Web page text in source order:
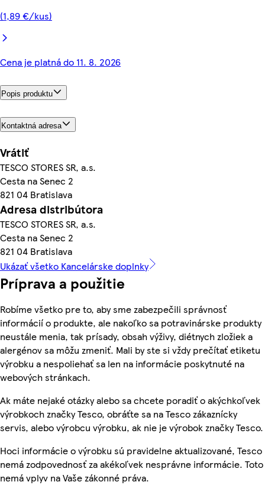
(1,89 €/kus)
Cena je platná do 11. 8. 2026
Popis produktu
Kontaktná adresa
Vrátiť
TESCO STORES SR, a.s.
Cesta na Senec 2
821 04 Bratislava
Adresa distribútora
TESCO STORES SR, a.s.
Cesta na Senec 2
821 04 Bratislava
Ukázať všetko Kancelárske doplnky
Príprava a použitie
Robíme všetko pre to, aby sme zabezpečili správnosť
informácií o produkte, ale nakoľko sa potravinárske produkty
neustále menia, tak prísady, obsah výživy, diétnych zložiek a
alergénov sa môžu zmeniť. Mali by ste si vždy prečítať etiketu
výrobku a nespoliehať sa len na informácie poskytnuté na
webových stránkach.
Ak máte nejaké otázky alebo sa chcete poradiť o akýchkoľvek
výrobkoch značky Tesco, obráťte sa na Tesco zákaznícky
servis, alebo výrobcu výrobku, ak nie je výrobok značky Tesco.
Hoci informácie o výrobku sú pravidelne aktualizované, Tesco
nemá zodpovednosť za akékoľvek nesprávne informácie. Toto
nemá vplyv na Vaše zákonné práva.